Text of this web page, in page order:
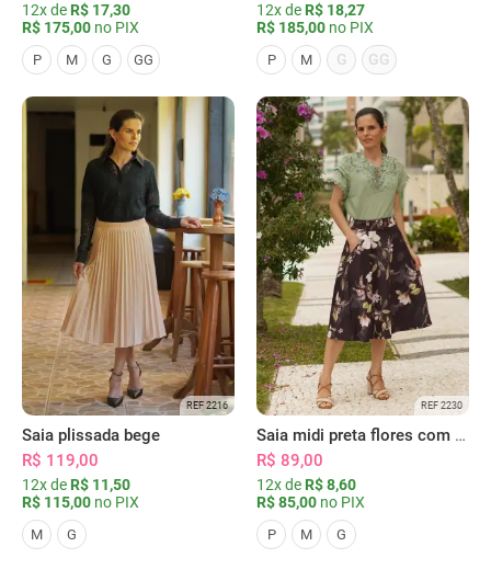
12x de R$ 17,30
R$ 175,00 no PIX
P M G GG
12x de R$ 18,27
R$ 185,00 no PIX
P M G GG
REF 2216
Saia plissada bege
R$ 119,00
12x de R$ 11,50
R$ 115,00 no PIX
M G
REF 2230
Saia midi preta flores com bolsos
R$ 89,00
12x de R$ 8,60
R$ 85,00 no PIX
P M G